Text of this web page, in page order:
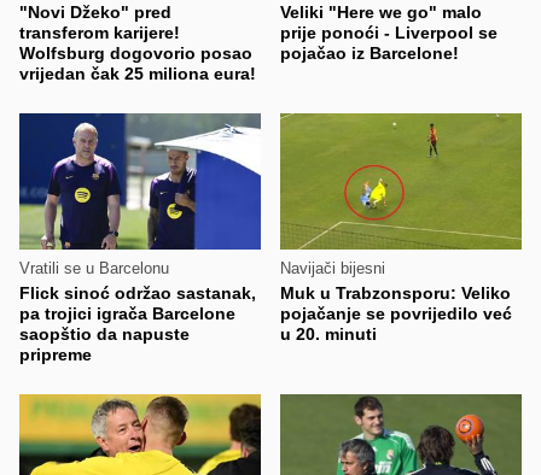
"Novi Džeko" pred
transferom karijere!
Wolfsburg dogovorio posao
vrijedan čak 25 miliona eura!
Veliki "Here we go" malo
prije ponoći - Liverpool se
pojačao iz Barcelone!
Vratili se u Barcelonu
Flick sinoć održao sastanak,
pa trojici igrača Barcelone
saopštio da napuste
pripreme
Navijači bijesni
Muk u Trabzonsporu: Veliko
pojačanje se povrijedilo već
u 20. minuti